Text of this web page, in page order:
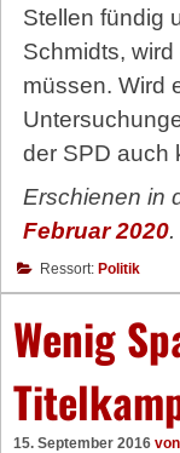
Stellen fündig
Schmidts,
müssen. Wird
der SPD auch
Erschienen in
Februar 2020.
Ressort: Politik
Wenig
15. September 2016 von